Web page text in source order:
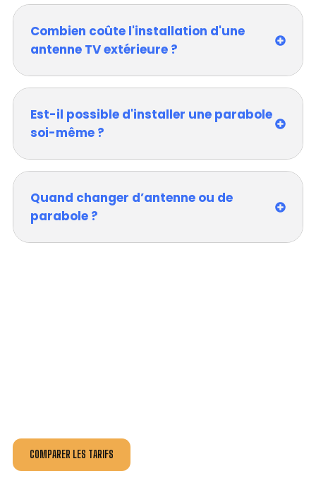
Combien coûte l'installation d'une
antenne TV extérieure ?
Est-il possible d'installer une parabole
soi-même ?
Quand changer d’antenne ou de
parabole ?
COMPARER LES TARIFS